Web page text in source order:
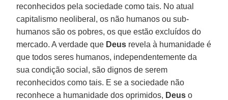
reconhecidos pela sociedade como tais. No atual
capitalismo neoliberal, os não humanos ou sub-
humanos são os pobres, os que estão excluídos do
mercado. A verdade que Deus revela à humanidade é
que todos seres humanos, independentemente da
sua condição social, são dignos de serem
reconhecidos como tais. E se a sociedade não
reconhece a humanidade dos oprimidos, Deus o